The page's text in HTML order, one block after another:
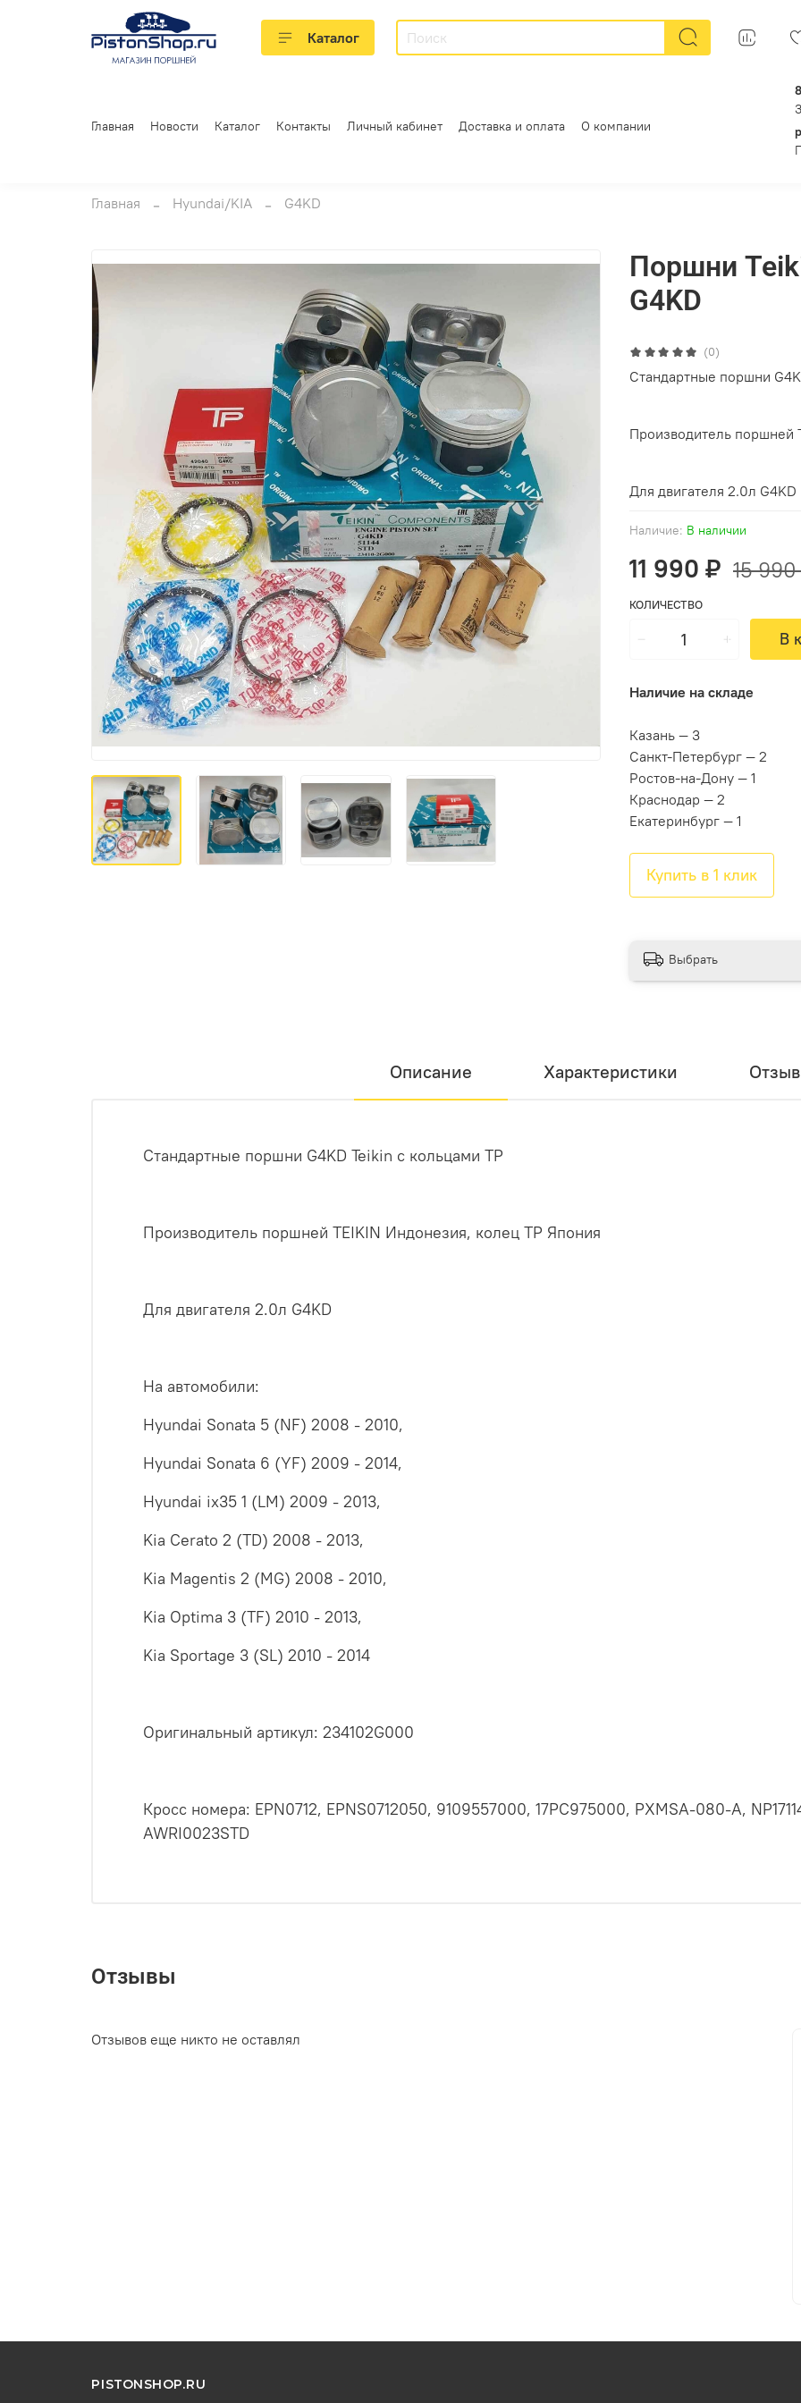
Каталог
Главная Новости Каталог Контакты Личный кабинет Доставка и оплата О компании
Главная Hyundai/KIA G4KD
(0)
Наличие: В наличии
Поршни
G4KD
11 990 ₽ 15
КОЛИЧЕСТВО
В
Наличие на складе
Казань — 3
Санкт-Петербург — 2
Ростов-на-Дону — 1
Краснодар — 2
Екатеринбург — 1
Купить в 1 клик
Стандартные поршни
Производитель поршней
Для двигателя 2.0л G4KD
Выбрать
Описание Характеристики
Стандартные поршни G4KD Teikin с кольцами TP
Производитель поршней TEIKIN Индонезия, колец TP Япония
Для двигателя 2.0л G4KD
На автомобили:
Hyundai Sonata 5 (NF) 2008 - 2010,
Hyundai Sonata 6 (YF) 2009 - 2014,
Hyundai ix35 1 (LM) 2009 - 2013,
Kia Cerato 2 (TD) 2008 - 2013,
Kia Magentis 2 (MG) 2008 - 2010,
Kia Optima 3 (TF) 2010 - 2013,
Kia Sportage 3 (SL) 2010 - 2014
Оригинальный артикул: 234102G000
Кросс номера: EPN0712, EPNS0712050, 9109557000, 17PC975000, PXMSA-080-A,
AWRI0023STD
Отзывы
Отзывов еще никто не оставлял
PISTONSHOP.RU